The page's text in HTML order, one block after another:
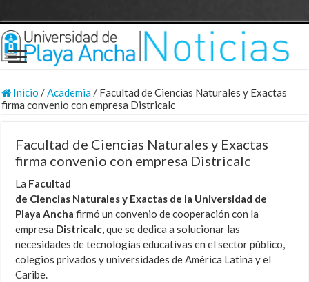
Inicio /Academia/ Facultad de Ciencias Naturales y Exactas
firma convenio con empresa Districalc
Facultad de Ciencias Naturales y Exactas
firma convenio con empresa Districalc
La Facultad
de Ciencias Naturales y Exactas de la Universidad de
Playa Ancha firmó un convenio de cooperación con la
empresa Districalc, que se dedica a solucionar las
necesidades de tecnologías educativas en el sector público,
colegios privados y universidades de América Latina y el
Caribe.